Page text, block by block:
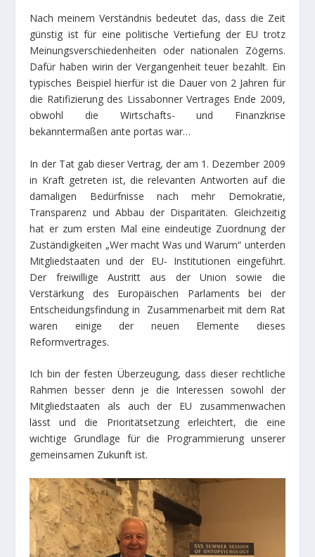
Nach meinem Verständnis bedeutet das, dass die Zeit
günstig ist für eine politische Vertiefung der EU trotz
Meinungsverschiedenheiten oder nationalen Zögerns.
Dafür haben wirin der Vergangenheit teuer bezahlt. Ein
typisches Beispiel hierfür ist die Dauer von 2 Jahren für
die Ratifizierung des Lissabonner Vertrages Ende 2009,
obwohl die Wirtschafts- und Finanzkrise
bekanntermaßen ante portas war…
In der Tat gab dieser Vertrag, der am 1. Dezember 2009
in Kraft getreten ist, die relevanten Antworten auf die
damaligen Bedürfnisse nach mehr Demokratie,
Transparenz und Abbau der Disparitäten. Gleichzeitig
hat er zum ersten Mal eine eindeutige Zuordnung der
Zuständigkeiten „Wer macht Was und Warum“ unterden
Mitgliedstaaten und der EU- Institutionen eingeführt.
Der freiwillige Austritt aus der Union sowie die
Verstärkung des Europäischen Parlaments bei der
Entscheidungsfindung in Zusammenarbeit mit dem Rat
waren einige der neuen Elemente dieses
Reformvertrages.
Ich bin der festen Überzeugung, dass dieser rechtliche
Rahmen besser denn je die Interessen sowohl der
Mitgliedstaaten als auch der EU zusammenwachen
lässt und die Prioritätsetzung erleichtert, die eine
wichtige Grundlage für die Programmierung unserer
gemeinsamen Zukunft ist.